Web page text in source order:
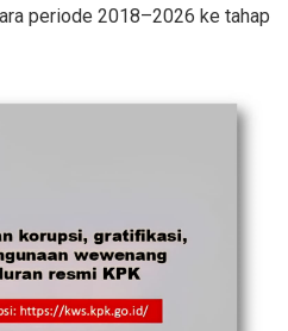
periode 2018–2026 ke tahap